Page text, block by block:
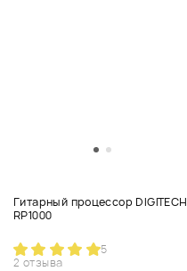
Гитарный процессор DIGITECH
RP1000
5
2 отзыва